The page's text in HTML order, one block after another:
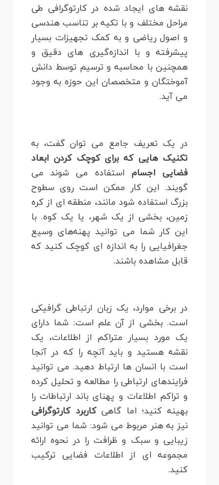
نقشه های ایجاد شده در کارتوگرافی طی
مراحل مختلف و با تکیه بر تناسب هندسی
و اصول ریاضی و به کمک تجهیزات بسیار
پیشرفته و با اندازه‌گیری های دقیق و
همچنین با محاسبه و ترسیم توسط دانش
آموختگان و متخصصان این حوزه به وجود
می آید.
در یک تعریف جامع می توان گفت، به
تکنیک هایی که برای کوچک کردن ابعاد
فضایی اجسام استفاده می شوند می
گویند. این کار ممکن است روی سطوح
بزرگ استفاده شود مانند، منطقه ای از کره
زمین، بخشی از یک شهر، یا یک کوه. با
این کار شما می توانید پهنه‌های وسیع
جغرافیایی را به اندازه ای کوچک کنید که
قابل مشاهده باشند.
در برخی موارد، یک زبان ارتباطی گرافیکی
است. بخشی از آن علم است: شما دارای
یک مورد بسیار متراکم از اطلاعات، یک
نقشه هستید و باید آنچه را که در آنجا
است با انسان ها ارتباط دهید. می توانید
فرایندهای ارتباطی را مطالعه و تحلیل کرده
و تراکم اطلاعات و پهنای باند ارتباطات را
بهینه کنید؛ اما گاهی کاربرد کارتوگرافی
نیز به هنر مربوط می شود: شما می توانید
زیبایی و سبک و ظرافت را در نحوه ارائه
مجموعه ای از اطلاعات فضایی ترکیب
کنید.